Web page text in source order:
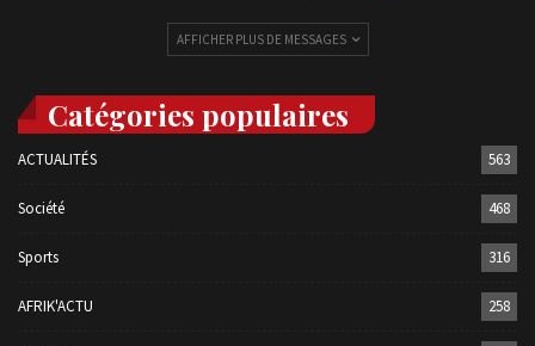
AFFICHER PLUS DE MESSAGES
Catégories populaires
ACTUALITÉS 563
Société 468
Sports 316
AFRIK'ACTU 258